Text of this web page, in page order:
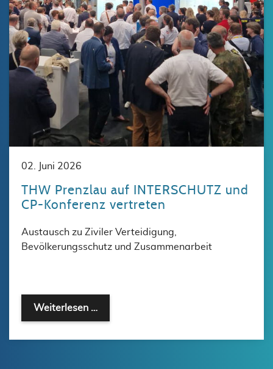
02. Juni 2026
THW Prenzlau auf INTERSCHUTZ und
CP-Konferenz vertreten
Austausch zu Ziviler Verteidigung,
Bevölkerungsschutz und Zusammenarbeit
Weiterlesen …